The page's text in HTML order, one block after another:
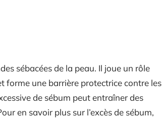
sébacées de la peau. Il joue un rôle
forme une barrière protectrice contre les
de sébum peut entraîner des
en savoir plus sur l’excès de sébum,